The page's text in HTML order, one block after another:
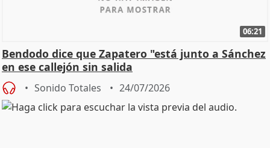
06:21
Bendodo dice que Zapatero "está junto a Sánchez
en ese callejón sin salida
Sonido Totales 24/07/2026